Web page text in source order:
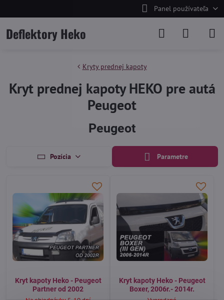
Panel používateľa
Deflektory Heko
Kryty prednej kapoty
Kryt prednej kapoty HEKO pre autá
Peugeot
Peugeot
Pozícia Parametre
Kryt kapoty Heko - Peugeot
Partner od 2002
Kryt kapoty Heko - Peugeot
Boxer, 2006r.- 2014r.